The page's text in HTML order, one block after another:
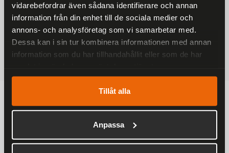
vidarebefordrar även sådana identifierare och annan
information från din enhet till de sociala medier och
annons- och analysföretag som vi samarbetar med.
Dessa kan i sin tur kombinera informationen med annan
information som du har tillhandahållit eller som de har
Tillåt alla
Anpassa
1-3 DAGAR LEVERANS
Inom Sverige med DHL
SÄKRA BETALNINGAR
Betalkort, Klarna eller Swish